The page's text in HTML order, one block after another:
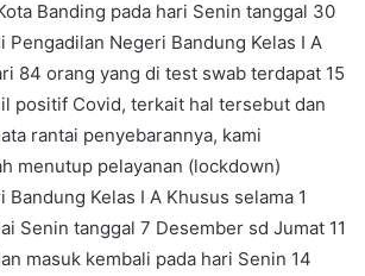
Banding pada hari Senin tanggal 30
Pengadilan Negeri Bandung Kelas I A
84 orang yang di test swab terdapat 15
positif Covid, terkait hal tersebut dan
rantai penyebarannya, kami
menutup pelayanan (lockdown)
Kelas I A Khusus selama 1
Senin tanggal 7 Desember sd Jumat 11
masuk kembali pada hari Senin 14